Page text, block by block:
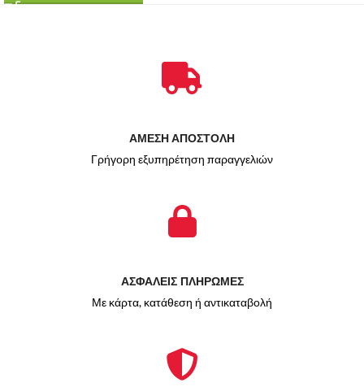
ΑΜΕΣΗ ΑΠΟΣΤΟΛΗ
Γρήγορη εξυπηρέτηση παραγγελιών
ΑΣΦΑΛΕΙΣ ΠΛΗΡΩΜΕΣ
Με κάρτα, κατάθεση ή αντικαταβολή